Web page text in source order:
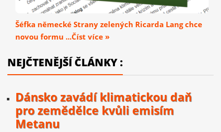
Šéfka německé Strany zelených Ricarda Lang chce
novou formu ...Číst více »
NEJČTENĚJŠÍ ČLÁNKY :
Dánsko zavádí klimatickou daň
pro zemědělce kvůli emisím
Metanu